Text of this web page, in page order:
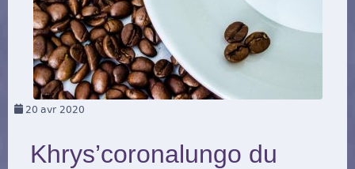
20 avr 2020
Khrys’coronalungo du